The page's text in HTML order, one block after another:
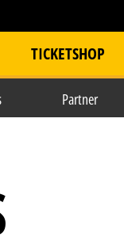
TICKETSHOP
Partner